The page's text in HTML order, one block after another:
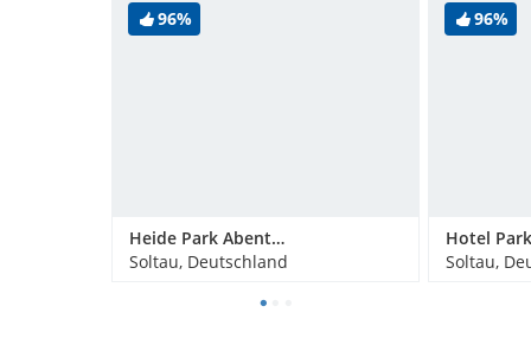
96%
Heide Park Abenteuerhotel
Soltau, Deutschland
96%
Hotel
Soltau,